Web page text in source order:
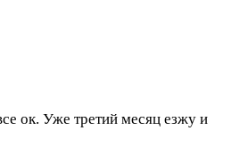
ок. Уже третий месяц езжу и